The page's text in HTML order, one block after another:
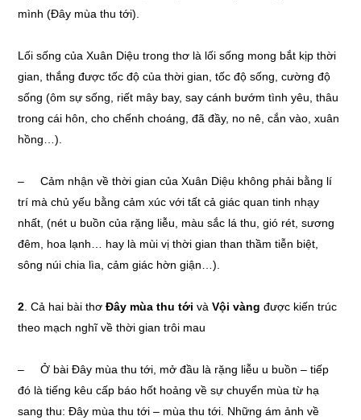
mình (Đây mùa thu tới).
Lối sống của Xuân Diệu trong thơ là lối sống mong bắt kịp thời
gian, thắng được tốc độ của thời gian, tốc độ sống, cường độ
sống (ôm sự sống, riết mây bay, say cánh bướm tình yêu, thâu
trong cái hôn, cho chếnh choáng, đã đầy, no nê, cắn vào, xuân
hồng…).
– Cảm nhận về thời gian của Xuân Diệu không phải bằng lí
trí mà chủ yếu bằng cảm xúc với tất cả giác quan tinh nhạy
nhất, (nét u buồn của rặng liễu, màu sắc lá thu, gió rét, sương
đêm, hoa lạnh… hay là mùi vị thời gian than thầm tiễn biệt,
sông núi chia lìa, cảm giác hờn giận…).
2 . Cả hai bài thơĐây mùa thu tới vàVội vàng được kiến trúc
theo mạch nghĩ về thời gian trôi mau
– Ở bài Đây mùa thu tới, mở đầu là rặng liễu u buồn – tiếp
đó là tiếng kêu cấp báo hốt hoảng về sự chuyển mùa từ hạ
sang thu: Đây mùa thu tới – mùa thu tới. Những ám ảnh về